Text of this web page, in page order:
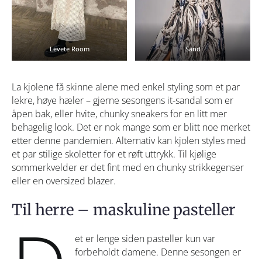
Levete Room Sand
La kjolene få skinne alene med enkel styling som et par
lekre, høye hæler – gjerne sesongens it-sandal som er
åpen bak, eller hvite, chunky sneakers for en litt mer
behagelig look. Det er nok mange som er blitt noe merket
etter denne pandemien. Alternativ kan kjolen styles med
et par stilige skoletter for et røft uttrykk. Til kjølige
sommerkvelder er det fint med en chunky strikkegenser
eller en oversized blazer.
Til herre – maskuline pasteller
et er lenge siden pasteller kun var
forbeholdt damene. Denne sesongen er